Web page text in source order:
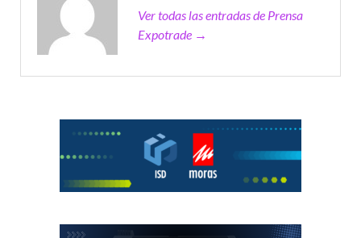
Ver todas las entradas de Prensa
Expotrade →